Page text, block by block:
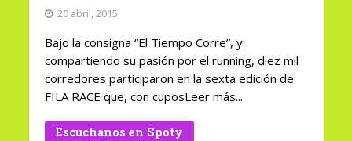
20 abril, 2015
Bajo la consigna “El Tiempo Corre”, y
compartiendo su pasión por el running, diez mil
corredores participaron en la sexta edición de
FILA RACE que, con cuposLeer más...
Escuchanos en Spoty